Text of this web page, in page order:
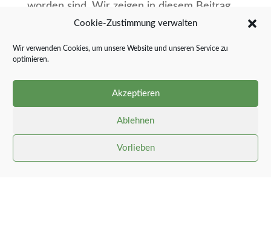
Cookie-Zustimmung verwalten
Wir verwenden Cookies, um unsere Website und unseren Service zu
optimieren.
Akzeptieren
Ablehnen
Vorlieben
worden sind. Wir zeigen in diesem Beitrag
die Schilder im Klappholzer Weg, an der